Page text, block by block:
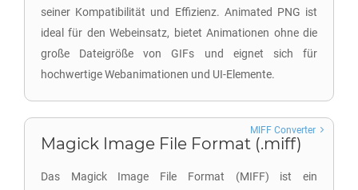
seiner Kompatibilität und Effizienz. Animated PNG ist
ideal für den Webeinsatz, bietet Animationen ohne die
große Dateigröße von GIFs und eignet sich für
hochwertige Webanimationen und UI-Elemente.
Magick Image File Format (.miff)
Das Magick Image File Format (MIFF) ist ein
MIFF Converter